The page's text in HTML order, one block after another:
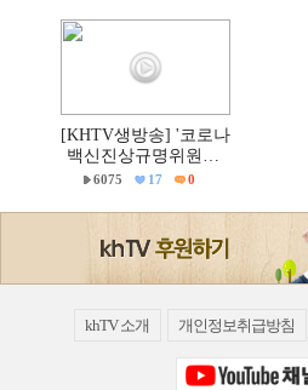
[KHTV생방송] '코로나
백신진상규명위원회'
출범촉구 국회 기자회
6075 17 0
khTV 소개 개인정보취급방침